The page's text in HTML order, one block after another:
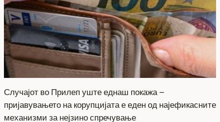
Случајот во Прилеп уште еднаш покажа –
пријавувањето на корупцијата е еден од најефикасните
механизми за нејзино спречување